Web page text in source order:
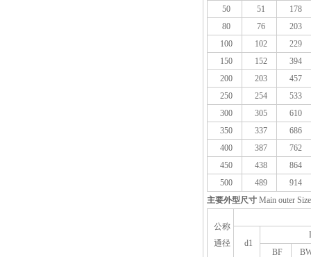
50
51
178
80
76
203
100
102
229
150
152
394
200
203
457
250
254
533
300
305
610
350
337
686
400
387
762
450
438
864
500
489
914
主要外型尺寸 Main outer Size
公称
通径
d1
BF